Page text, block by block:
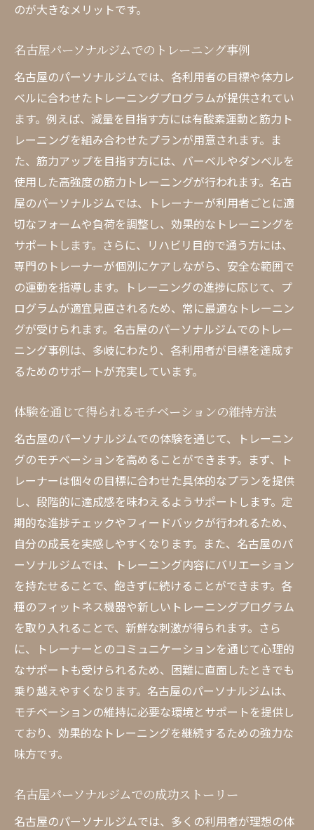
最新トレーニング機器の紹介
効果的なトレーニングを支える設備
名古屋パーソナルジムのトレーニングテク
ノロジー
最新設備がもたらすトレーニング効率
名古屋パーソナルジムの施設ツアー
名古屋パーソナルジムでの特別な体験がもたら
す結果
体験から得られる成果と結果
名古屋パーソナルジムの成功事例
特別体験がもたらす心身の変化
名古屋パーソナルジムのビフォーアフター
体験後の継続的な変化とは
名古屋パーソナルジムでの結果のレビュー
名古屋パーソナルジムの体験で得られる健康と
パーソナルジムでの健康維持法
体験を通じて実感する美容効果
名古屋パーソナルジムでの食事指導
健康と美を保つライフスタイル提案
名古屋パーソナルジムの健康プログラム
体験から学ぶ健康習慣
名古屋パーソナルジムでの体験があなたの自信
を引き出す理由
自信を持つためのトレーニング方法
体験から得られる精神的な変化
名古屋パーソナルジムのモチベーションア
ップ術
自信を引き出すための成功体験
名古屋パーソナルジムのメンタルサポート
体験後の自己肯定感の向上
のが大きなメリットです。
名古屋パーソナルジムでのトレーニング事例
名古屋のパーソナルジムでは、各利用者の目標や体力レ
ベルに合わせたトレーニングプログラムが提供されてい
ます。例えば、減量を目指す方には有酸素運動と筋力ト
レーニングを組み合わせたプランが用意されます。ま
た、筋力アップを目指す方には、バーベルやダンベルを
使用した高強度の筋力トレーニングが行われます。名古
屋のパーソナルジムでは、トレーナーが利用者ごとに適
切なフォームや負荷を調整し、効果的なトレーニングを
サポートします。さらに、リハビリ目的で通う方には、
専門のトレーナーが個別にケアしながら、安全な範囲で
の運動を指導します。トレーニングの進捗に応じて、プ
ログラムが適宜見直されるため、常に最適なトレーニン
グが受けられます。名古屋のパーソナルジムでのトレー
ニング事例は、多岐にわたり、各利用者が目標を達成す
るためのサポートが充実しています。
体験を通じて得られるモチベーションの維持方法
名古屋のパーソナルジムでの体験を通じて、トレーニン
グのモチベーションを高めることができます。まず、ト
レーナーは個々の目標に合わせた具体的なプランを提供
し、段階的に達成感を味わえるようサポートします。定
期的な進捗チェックやフィードバックが行われるため、
自分の成長を実感しやすくなります。また、名古屋のパ
ーソナルジムでは、トレーニング内容にバリエーション
を持たせることで、飽きずに続けることができます。各
種のフィットネス機器や新しいトレーニングプログラム
を取り入れることで、新鮮な刺激が得られます。さら
に、トレーナーとのコミュニケーションを通じて心理的
なサポートも受けられるため、困難に直面したときでも
乗り越えやすくなります。名古屋のパーソナルジムは、
モチベーションの維持に必要な環境とサポートを提供し
ており、効果的なトレーニングを継続するための強力な
味方です。
名古屋パーソナルジムでの成功ストーリー
名古屋のパーソナルジムでは、多くの利用者が理想の体